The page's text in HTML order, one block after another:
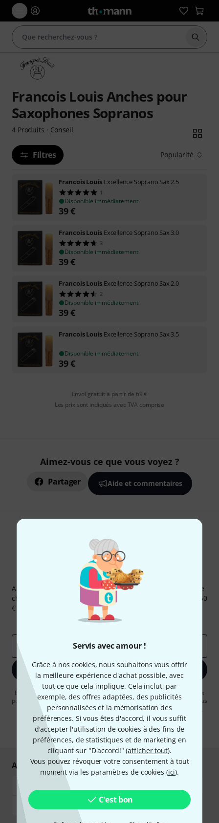
Servis avec amour !
Grâce à nos cookies, nous souhaitons vous offrir
la meilleure expérience d'achat possible, avec
tout ce que cela implique. Cela inclut, par
exemple, des offres adaptées, des publicités
personnalisées et la mémorisation des
préférences. Si vous êtes d'accord, il vous suffit
d'accepter l'utilisation de cookies à des fins de
préférences, de statistiques et de marketing en
cliquant sur "D'accord!" (afficher tout).
Vous pouvez révoquer votre consentement à tout
moment via les paramètres de cookies (ici).
C'est bon
Francois Louis Anches pour
Saxophones Sopranos
4 Produits · Conseil
Filtres Popularité
Francois Louis Excellence Soprano Sax 2.5
1
Disponible immédiatement
39€
Francois Louis Excellence Soprano Sax 3.0
3
Disponible immédiatement
39€
Francois Louis Excellence Soprano Sax 2.0
2
Disponible immédiatement
39€
Francois Louis Excellence Soprano Sax 3.5
Disponible immédiatement
39€
Envoi gratuit à partir de 69 €
Les prix sont indiqués avec TVA comprise
Aimez-vous ce que vous voyez ?
Partager Aide et commentaires
Newsletters Thomann
Abonnez-vous à la newsletter Thomann et, avec un peu de
chance, gagnez l'un des 50 bons d'achat d'une valeur de 50
€ chacun!
Articles inspirants
Deals
S'inscrire maintenant
En cliquant sur "S'inscrire maintenant", vous acceptez de recevoir des
publicités par e-mail. La désinscription est possible à tout moment. Vous
pouvez trouver plus d'informations à ce sujet dans notrePolitique de
confidentialité.
* Requis
Achetez et payez en toute sécurité